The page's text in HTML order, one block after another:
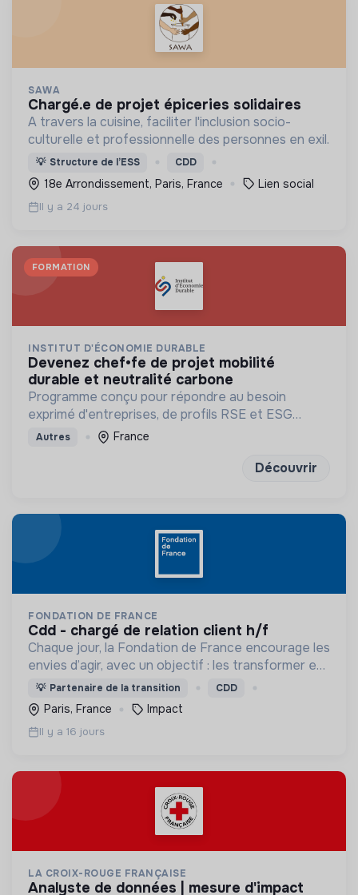
SAWA
chargé.e de projet épiceries solidaires
A travers la cuisine, faciliter l'inclusion socio-
culturelle et professionnelle des personnes en exil.
💡 Structure de l’ESS CDD
18e Arrondissement, Paris, France Lien social
Il y a 24 jours
FORMATION
INSTITUT D'ÉCONOMIE DURABLE
devenez chef•fe de projet mobilité
durable et neutralité carbone
Programme conçu pour répondre au besoin
exprimé d'entreprises, de profils RSE et ESG
solides et en pleine maîtrise des fondamentaux
financiers, data et réglementaires
Autres France
Découvrir
FONDATION DE FRANCE
cdd - chargé de relation client h/f
Chaque jour, la Fondation de France encourage les
envies d’agir, avec un objectif : les transformer en
actions utiles et efficaces pour construire une
société plus digne et plus juste.
💡 Partenaire de la transition CDD
Paris, France Impact
Il y a 16 jours
LA CROIX-ROUGE FRANÇAISE
analyste de données | mesure d'impact